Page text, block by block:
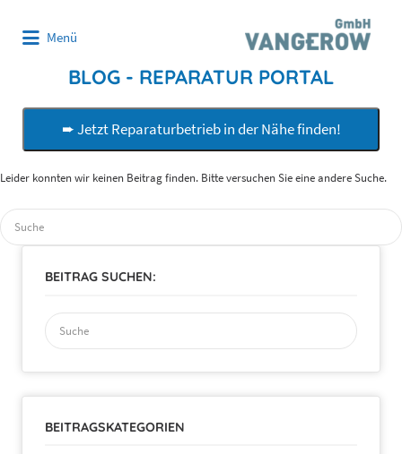
Menü
BLOG - REPARATUR PORTAL
➨ Jetzt Reparaturbetrieb in der Nähe finden!
Leider konnten wir keinen Beitrag finden. Bitte versuchen Sie eine andere Suche.
Suchen
nach:
BEITRAG SUCHEN:
Suchen
nach:
BEITRAGSKATEGORIEN